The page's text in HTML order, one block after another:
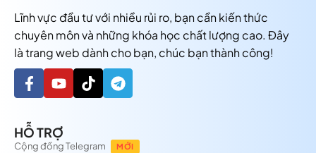
Lĩnh vực đầu tư với nhiều rủi ro, bạn cần kiến thức
chuyên môn và những khóa học chất lượng cao. Đây
là trang web dành cho bạn, chúc bạn thành công!
HỖ TRỢ
Cộng đồng Telegram MỚI